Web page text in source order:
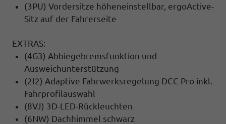
(3PU) Vordersitze höheneinstellbar, ergoActive-
Sitz auf der Fahrerseite
EXTRAS:
(4G3) Abbiegebremsfunktion und
Ausweichunterstützung
(2I2) Adaptive Fahrwerksregelung DCC Pro inkl.
Fahrprofilauswahl
(8VJ) 3D-LED-Rückleuchten
(6NW) Dachhimmel schwarz